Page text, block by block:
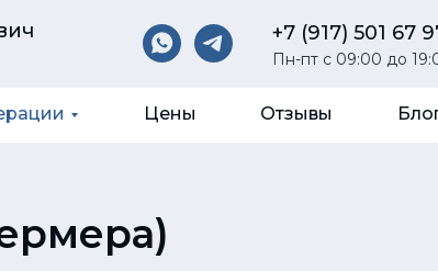
Цены Отзывы
+7 (917) 501 67
Пн-пт с 09:00 до